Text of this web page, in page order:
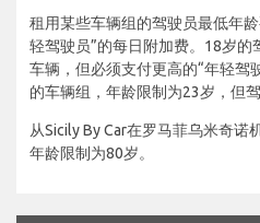
租用某些车辆组的驾驶员最低年
轻驾驶员”的每日附加费。18岁的
车辆，但必须支付更高的“年轻驾
的车辆组，年龄限制为23岁，但
从Sicily By Car在罗马菲乌米奇诺
年龄限制为80岁。